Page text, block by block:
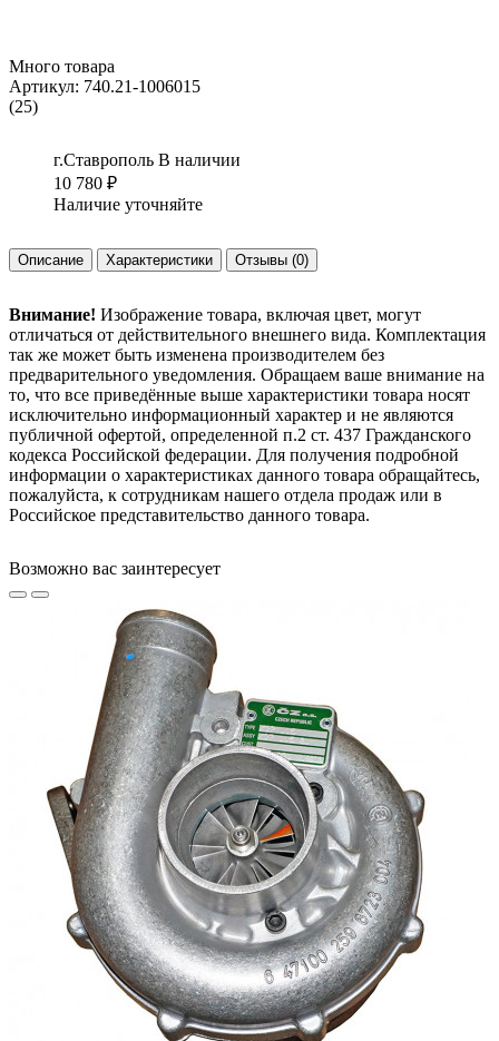
Много товара
Артикул: 740.21-1006015
(25)
г.Ставрополь В наличии
10 780 ₽
Наличие уточняйте
Описание Характеристики Отзывы (0)
Внимание! Изображение товара, включая цвет, могут
отличаться от действительного внешнего вида. Комплектация
так же может быть изменена производителем без
предварительного уведомления. Обращаем ваше внимание на
то, что все приведённые выше характеристики товара носят
исключительно информационный характер и не являются
публичной офертой, определенной п.2 ст. 437 Гражданского
кодекса Российской федерации. Для получения подробной
информации о характеристиках данного товара обращайтесь,
пожалуйста, к сотрудникам нашего отдела продаж или в
Российское представительство данного товара.
Возможно вас заинтересует